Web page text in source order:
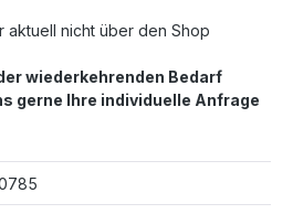
aktuell nicht über den Shop
wiederkehrenden Bedarf
gerne Ihre individuelle Anfrage